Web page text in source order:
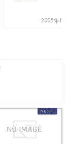
2005年11